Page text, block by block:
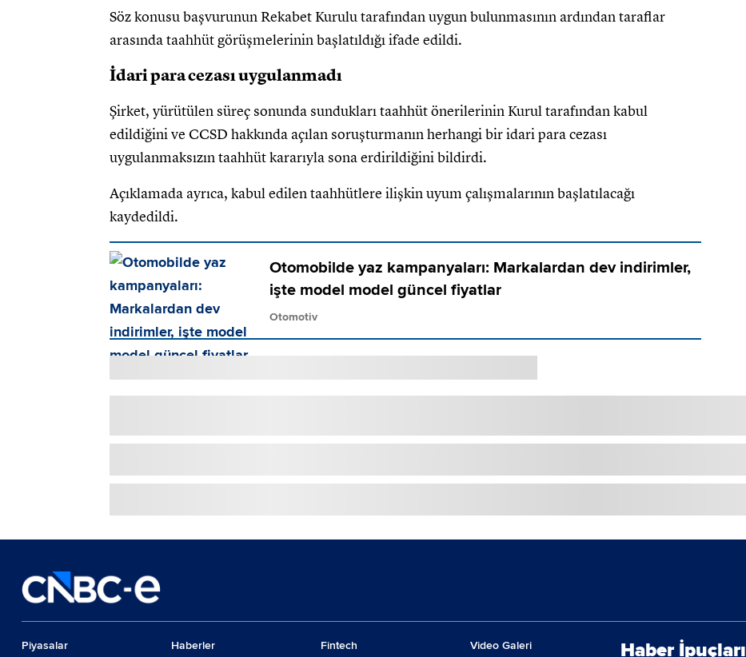
Söz konusu başvurunun Rekabet Kurulu tarafından uygun bulunmasının ardından taraflar
arasında taahhüt görüşmelerinin başlatıldığı ifade edildi.
İdari para cezası uygulanmadı
Şirket, yürütülen süreç sonunda sundukları taahhüt önerilerinin Kurul tarafından kabul
edildiğini ve CCSD hakkında açılan soruşturmanın herhangi bir idari para cezası
uygulanmaksızın taahhüt kararıyla sona erdirildiğini bildirdi.
Açıklamada ayrıca, kabul edilen taahhütlere ilişkin uyum çalışmalarının başlatılacağı
kaydedildi.
Otomobilde yaz kampanyaları: Markalardan dev indirimler,
işte model model güncel fiyatlar
Otomotiv
Piyasalar Haberler Fintech Video Galeri Haber İpuçları